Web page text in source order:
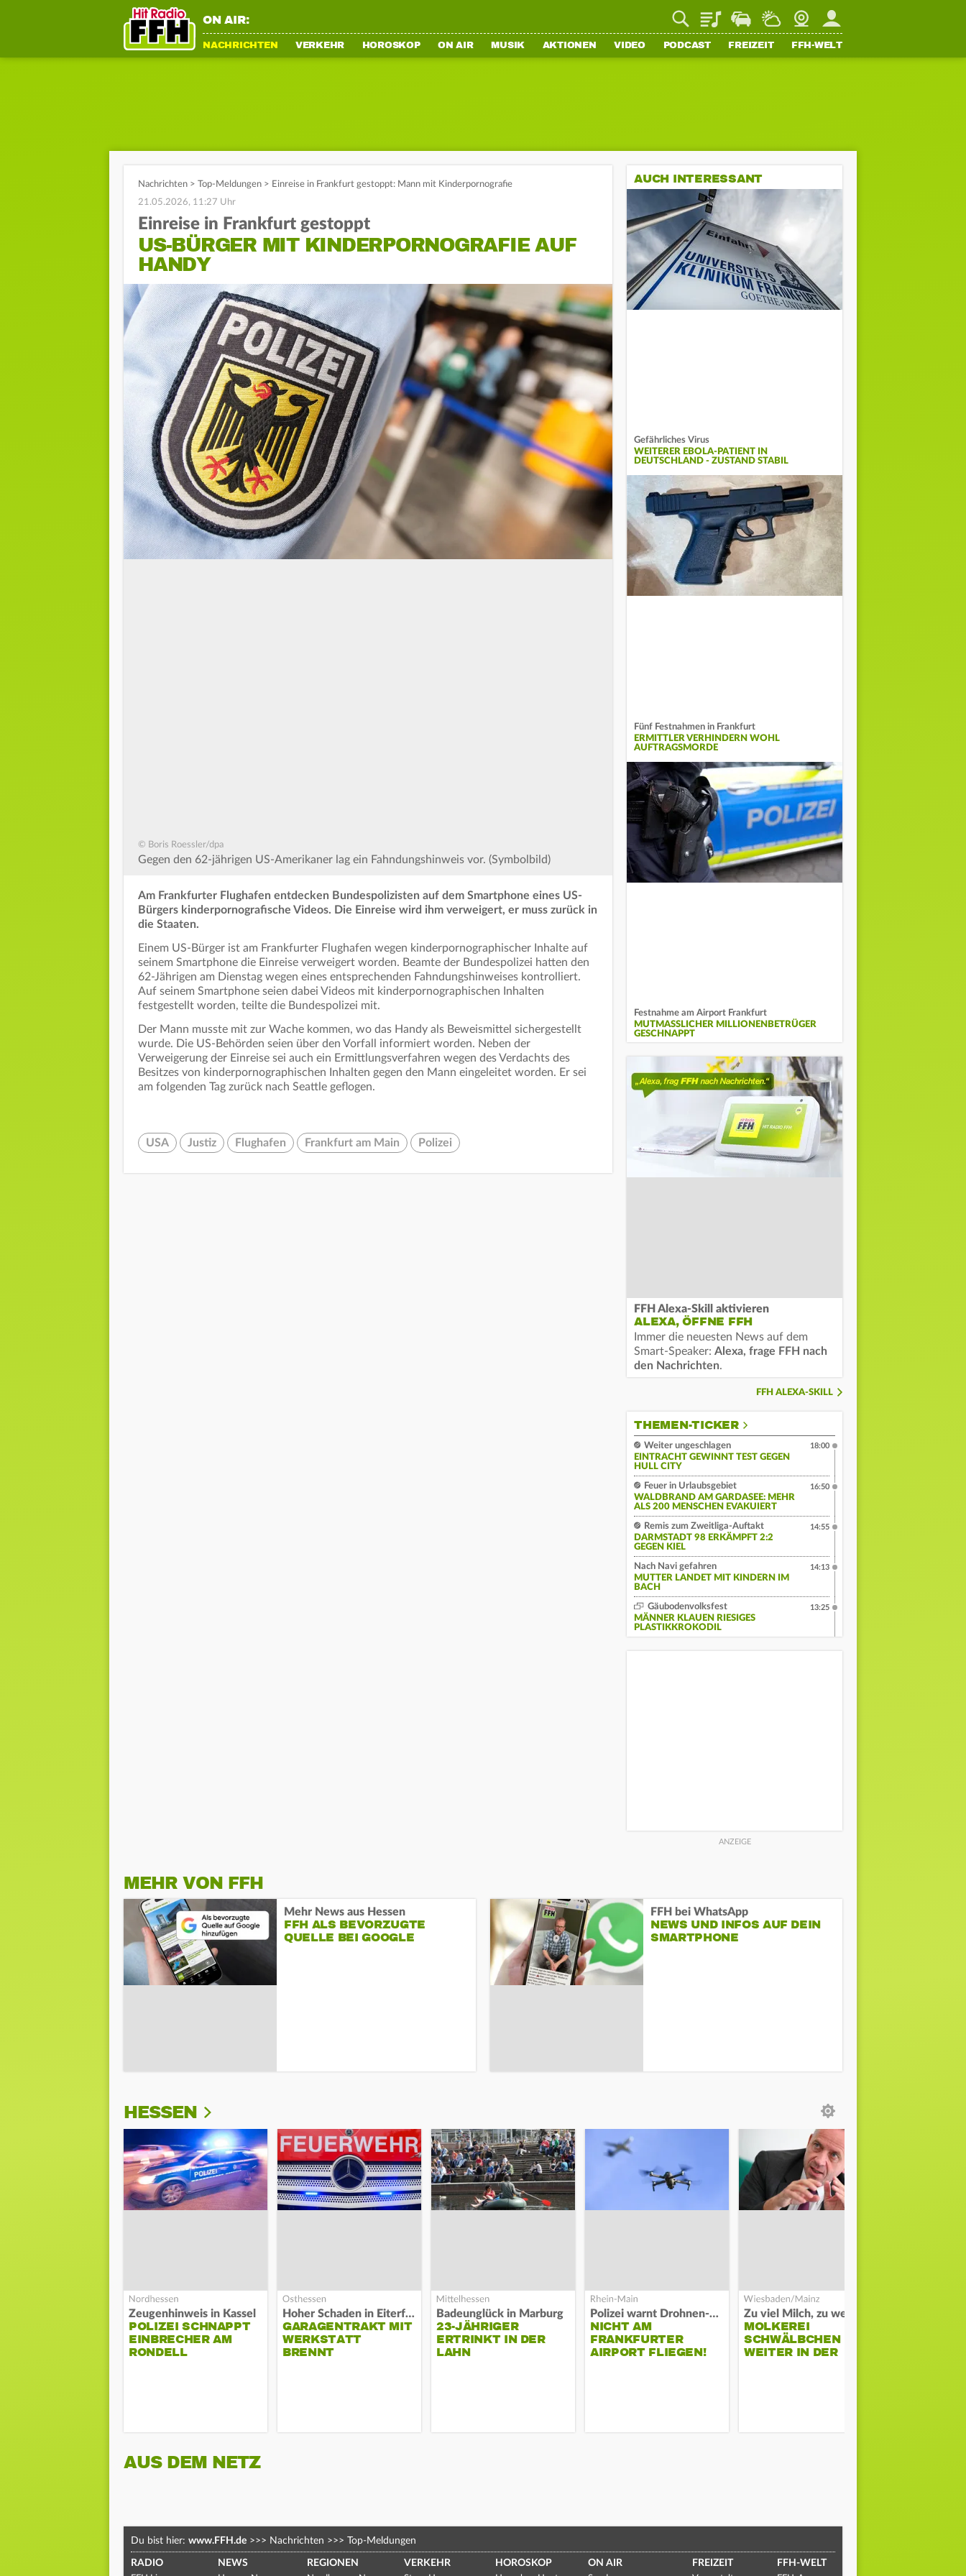
ON AIR: PlaylistStaupilotWetterWebcamMein FFH
NACHRICHTEN VERKEHR HOROSKOP ON AIR MUSIK AKTIONEN VIDEO PODCAST FREIZEIT FFH-WELT
Nachrichten > Top-Meldungen > Einreise in Frankfurt gestoppt: Mann mit Kinderpornografie
21.05.2026, 11:27 Uhr
Einreise in Frankfurt gestoppt
US-BÜRGER MIT KINDERPORNOGRAFIE AUF
HANDY
© Boris Roessler/dpa
Gegen den 62-jährigen US-Amerikaner lag ein Fahndungshinweis vor. (Symbolbild)
Am Frankfurter Flughafen entdecken Bundespolizisten auf dem Smartphone eines US-
Bürgers kinderpornografische Videos. Die Einreise wird ihm verweigert, er muss zurück in
die Staaten.
Einem US-Bürger ist am Frankfurter Flughafen wegen kinderpornographischer Inhalte auf
seinem Smartphone die Einreise verweigert worden. Beamte der Bundespolizei hatten den
62-Jährigen am Dienstag wegen eines entsprechenden Fahndungshinweises kontrolliert.
Auf seinem Smartphone seien dabei Videos mit kinderpornographischen Inhalten
festgestellt worden, teilte die Bundespolizei mit.
Der Mann musste mit zur Wache kommen, wo das Handy als Beweismittel sichergestellt
wurde. Die US-Behörden seien über den Vorfall informiert worden. Neben der
Verweigerung der Einreise sei auch ein Ermittlungsverfahren wegen des Verdachts des
Besitzes von kinderpornographischen Inhalten gegen den Mann eingeleitet worden. Er sei
am folgenden Tag zurück nach Seattle geflogen.
USA Justiz Flughafen Frankfurt am Main Polizei
AUCH INTERESSANT
Gefährliches Virus
WEITERER EBOLA-PATIENT IN
DEUTSCHLAND - ZUSTAND STABIL
Fünf Festnahmen in Frankfurt
ERMITTLER VERHINDERN WOHL
AUFTRAGSMORDE
Festnahme am Airport Frankfurt
MUTMASSLICHER MILLIONENBETRÜGER G
ESCHNAPPT
FFH Alexa-Skill aktivieren
ALEXA, ÖFFNE FFH
Immer die neuesten News auf dem
Smart-Speaker: Alexa, frage FFH nach
den Nachrichten.
FFH ALEXA-SKILL
THEMEN-TICKER
Weiter ungeschlagen
EINTRACHT GEWINNT TEST GEGEN
HULL CITY
18:00
Feuer in Urlaubsgebiet
WALDBRAND AM GARDASEE: MEHR
ALS 200 MENSCHEN EVAKUIERT
16:50
Remis zum Zweitliga-Auftakt
DARMSTADT 98 ERKÄMPFT 2:2
GEGEN KIEL
14:55
Nach Navi gefahren
MUTTER LANDET MIT KINDERN IM
BACH
14:13
Gäubodenvolksfest
MÄNNER KLAUEN RIESIGES
PLASTIKKROKODIL
13:25
MEHR VON FFH
Mehr News aus Hessen
FFH ALS BEVORZUGTE
QUELLE BEI GOOGLE
FFH bei WhatsApp
NEWS UND INFOS AUF DEIN
SMARTPHONE
HESSEN
Zeugenhinweis in Kassel
POLIZEI SCHNAPPT
EINBRECHER AM
RONDELL
Hoher Schaden in Eiterfeld
GARAGENTRAKT MIT
WERKSTATT
BRENNT
Badeunglück in Marburg
23-JÄHRIGER
ERTRINKT IN DER
LAHN
Polizei warnt Drohnen-Besitzer
NICHT AM
FRANKFURTER
AIRPORT FLIEGEN!
MOLKEREI
SCHWÄLBCHEN
WEITER IN DER
AUS DEM NETZ
Du bist hier: www.FFH.de >>> Nachrichten >>> Top-Meldungen
RADIO NEWS REGIONEN VERKEHR HOROSKOP ON AIR FREIZEIT FFH-WELT